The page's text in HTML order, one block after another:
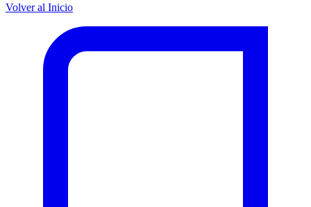
Volver al Inicio